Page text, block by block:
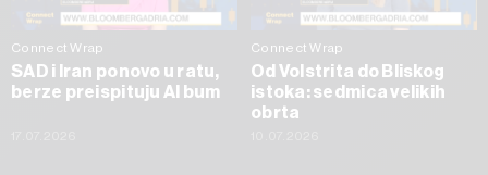
Connect Wrap
SAD i Iran ponovo u ratu,
berze preispituju AI bum
Connect Wrap
Od Volstrita do Bliskog
istoka: sedmica velikih
obrta